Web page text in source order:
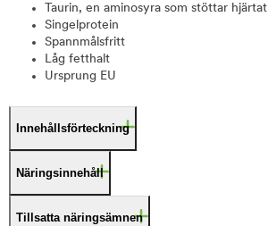
Taurin, en aminosyra som stöttar hjärtat
Singelprotein
Spannmålsfritt
Låg fetthalt
Ursprung EU
Innehållsförteckning
Näringsinnehåll
Tillsatta näringsämnen